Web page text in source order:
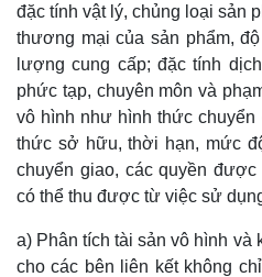
đặc tính vật lý, chủng loại sản
thương mại của sản phẩm,
lượng cung cấp; đặc tính
phức tạp, chuyên môn và
vô hình như hình thức
thức sở hữu, thời hạn, mức
chuyển giao, các quyền
có thể thu được từ việc sử
a) Phân tích tài sản vô hình và
cho các bên liên kết không